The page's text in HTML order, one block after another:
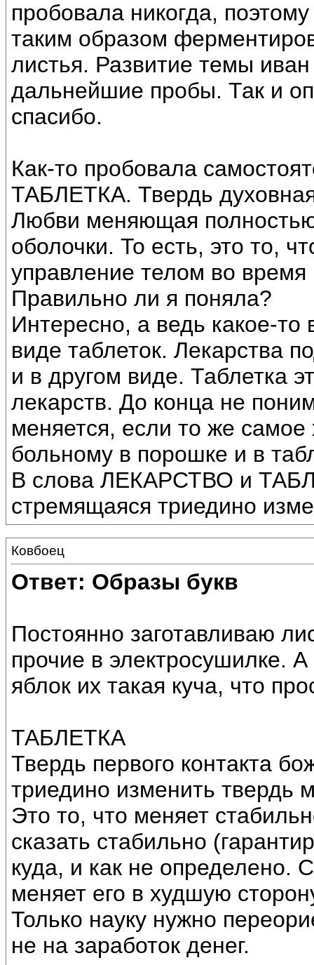
пробовала никогда,
таким образом
листья. Развитие темы
дальнейшие пробы. Так и
спасибо.
Как-то пробовала
ТАБЛЕТКА. Твердь
Любви меняющая
оболочки. То есть, это то,
управление телом во время
Правильно ли я поняла?
Интересно, а ведь какое-
виде таблеток. Лекарства
и в другом виде. Таблетка
лекарств. До конца не
меняется, если то же
больному в порошке и в
В слова ЛЕКАРСТВО и
стремящаяся триедино
Ковбоец
Ответ: Образы букв
Постоянно заготавливаю
прочие в электросушилке.
яблок их такая куча, что
ТАБЛЕТКА
Твердь первого контакта
триедино изменить твердь
Это то, что меняет
сказать стабильно
куда, и как не определено.
меняет его в худшую
Только науку нужно
не на заработок денег.